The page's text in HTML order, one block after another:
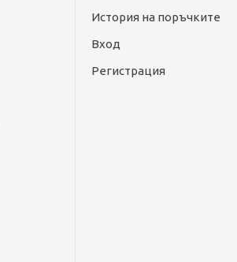
История на поръчките
Вход
Регистрация